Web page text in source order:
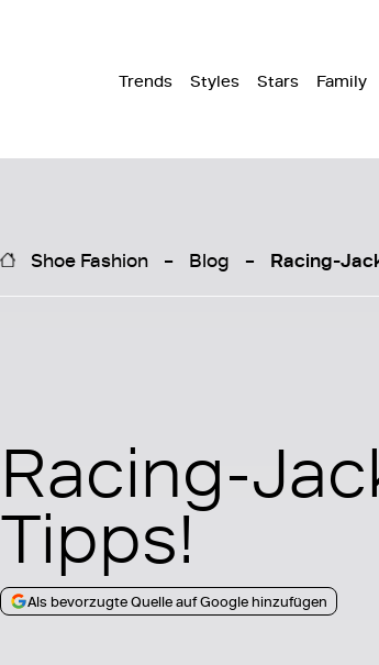
Trends Styles Stars Family
Shoe Fashion Blog Racing-
Racing-
Tipps!
Als bevorzugte Quelle auf Google hinzufügen